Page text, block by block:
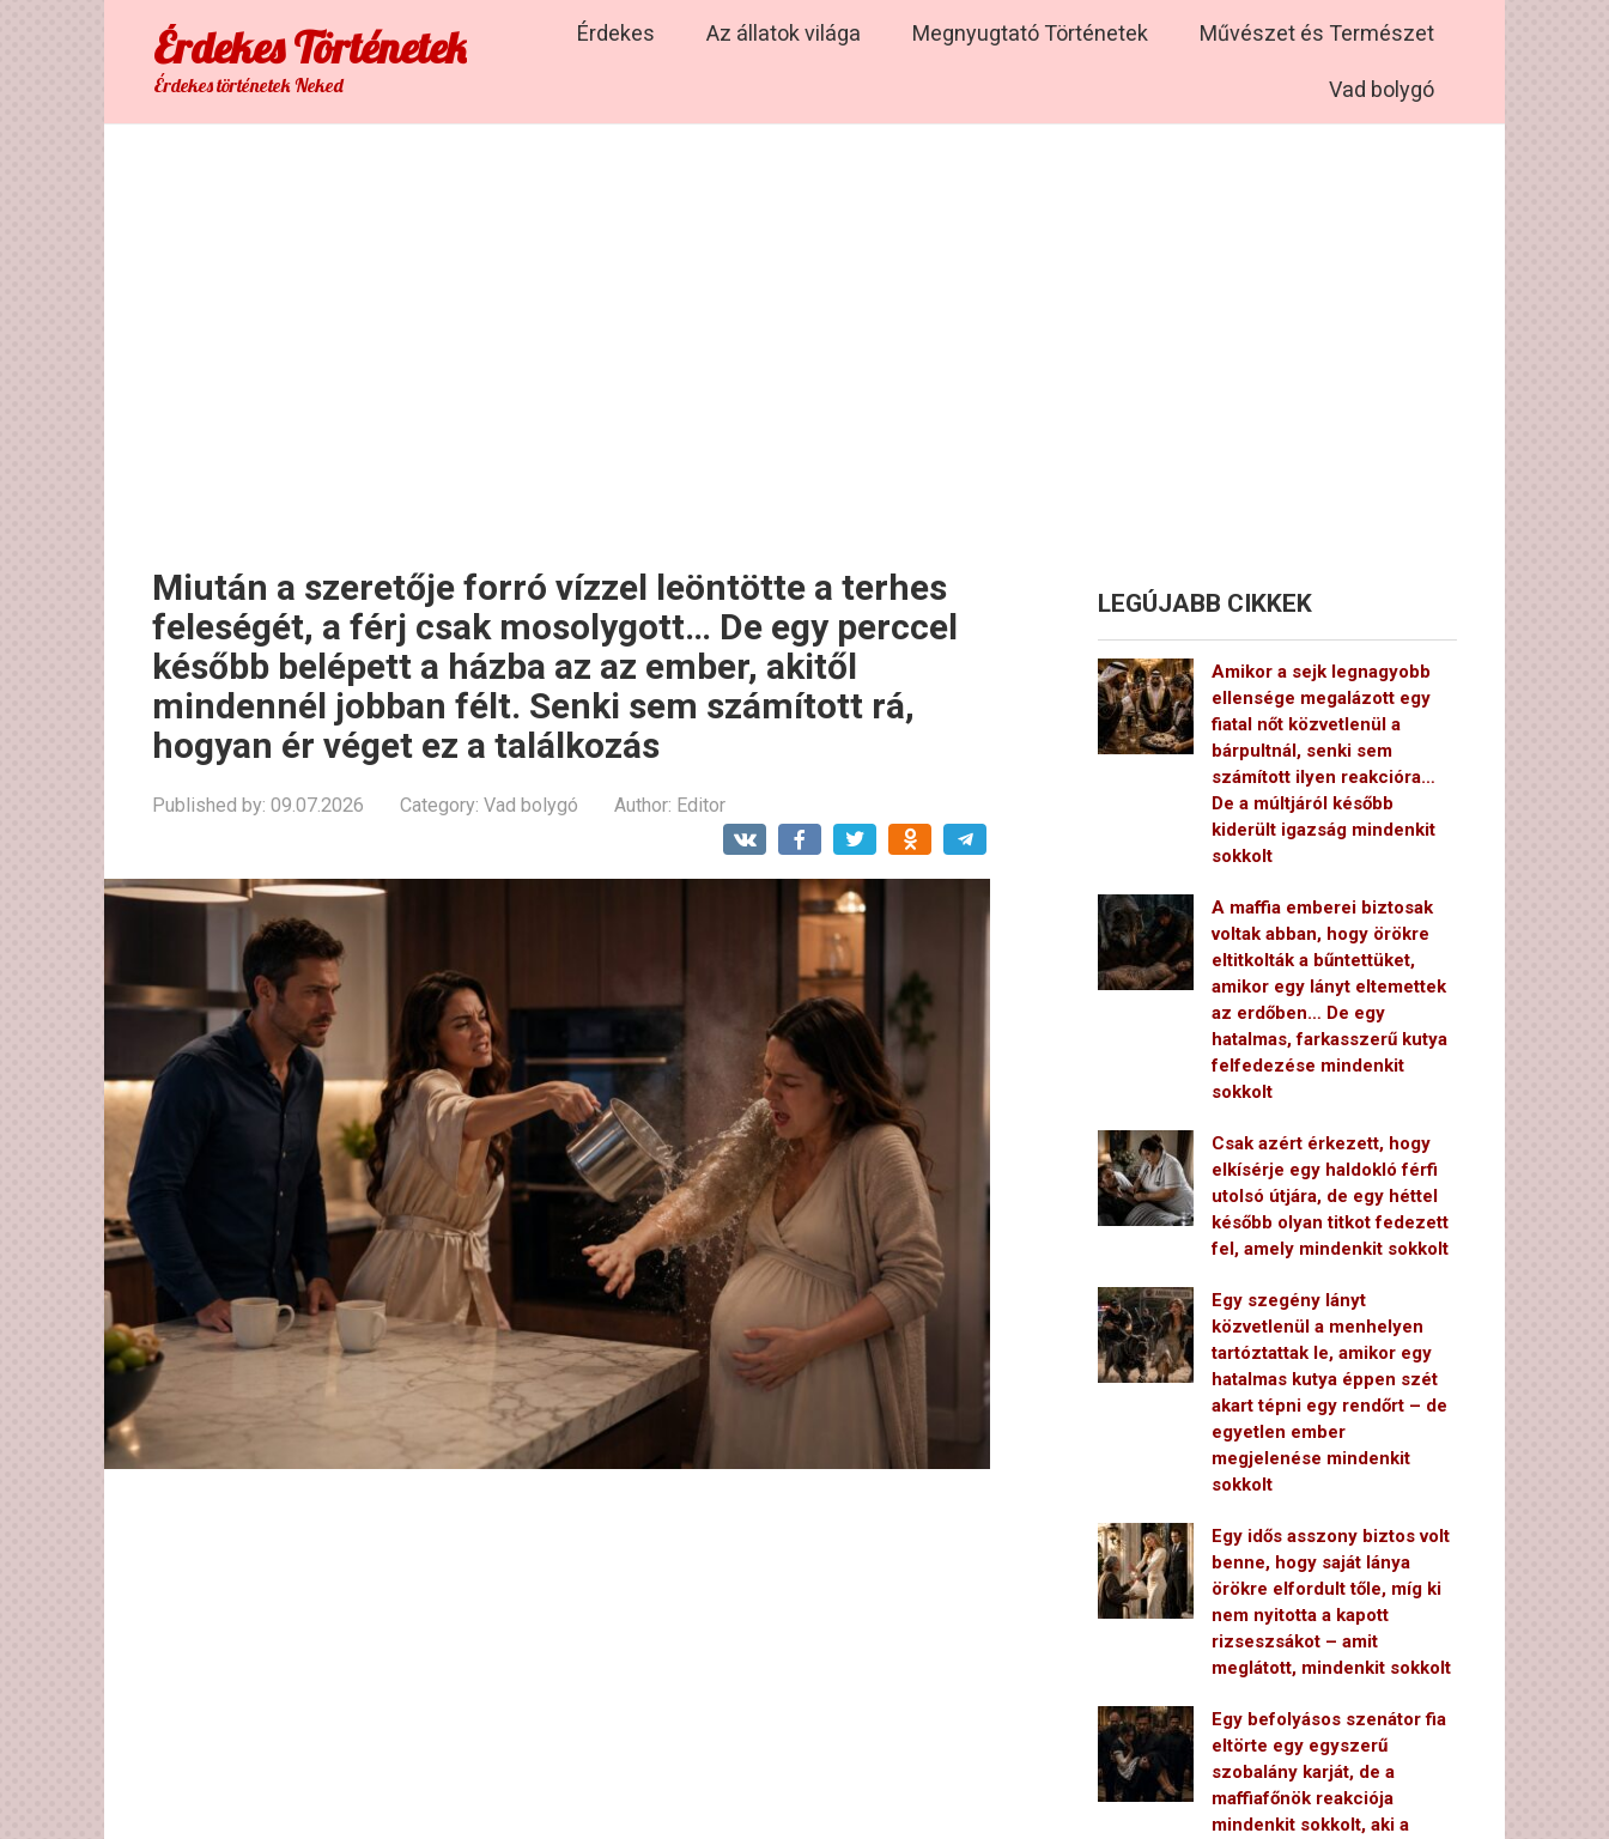
Érdekes Тörténetek
Érdekes történetek Neked
Érdekes Az állatok világa Megnyugtató Történetek Művészet és Természet
Vad bolygó
Miután a szeretője forró vízzel leöntötte a terhes
feleségét, a férj csak mosolygott… De egy perccel
később belépett a házba az az ember, akitől
mindennél jobban félt. Senki sem számított rá,
hogyan ér véget ez a találkozás
Published by: 09.07.2026 Category: Vad bolygó Author: Editor
LEGÚJABB CIKKEK
Amikor a sejk legnagyobb
ellensége megalázott egy
fiatal nőt közvetlenül a
bárpultnál, senki sem
számított ilyen reakcióra…
De a múltjáról később
kiderült igazság mindenkit
sokkolt
A maffia emberei biztosak
voltak abban, hogy örökre
eltitkolták a bűntettüket,
amikor egy lányt eltemettek
az erdőben… De egy
hatalmas, farkasszerű kutya
felfedezése mindenkit
sokkolt
Csak azért érkezett, hogy
elkísérje egy haldokló férfi
utolsó útjára, de egy héttel
később olyan titkot fedezett
fel, amely mindenkit sokkolt
Egy szegény lányt
közvetlenül a menhelyen
tartóztattak le, amikor egy
hatalmas kutya éppen szét
akart tépni egy rendőrt – de
egyetlen ember
megjelenése mindenkit
sokkolt
Egy idős asszony biztos volt
benne, hogy saját lánya
örökre elfordult tőle, míg ki
nem nyitotta a kapott
rizseszsákot – amit
meglátott, mindenkit sokkolt
Egy befolyásos szenátor fia
eltörte egy egyszerű
szobalány karját, de a
maffiafőnök reakciója
mindenkit sokkolt, aki a